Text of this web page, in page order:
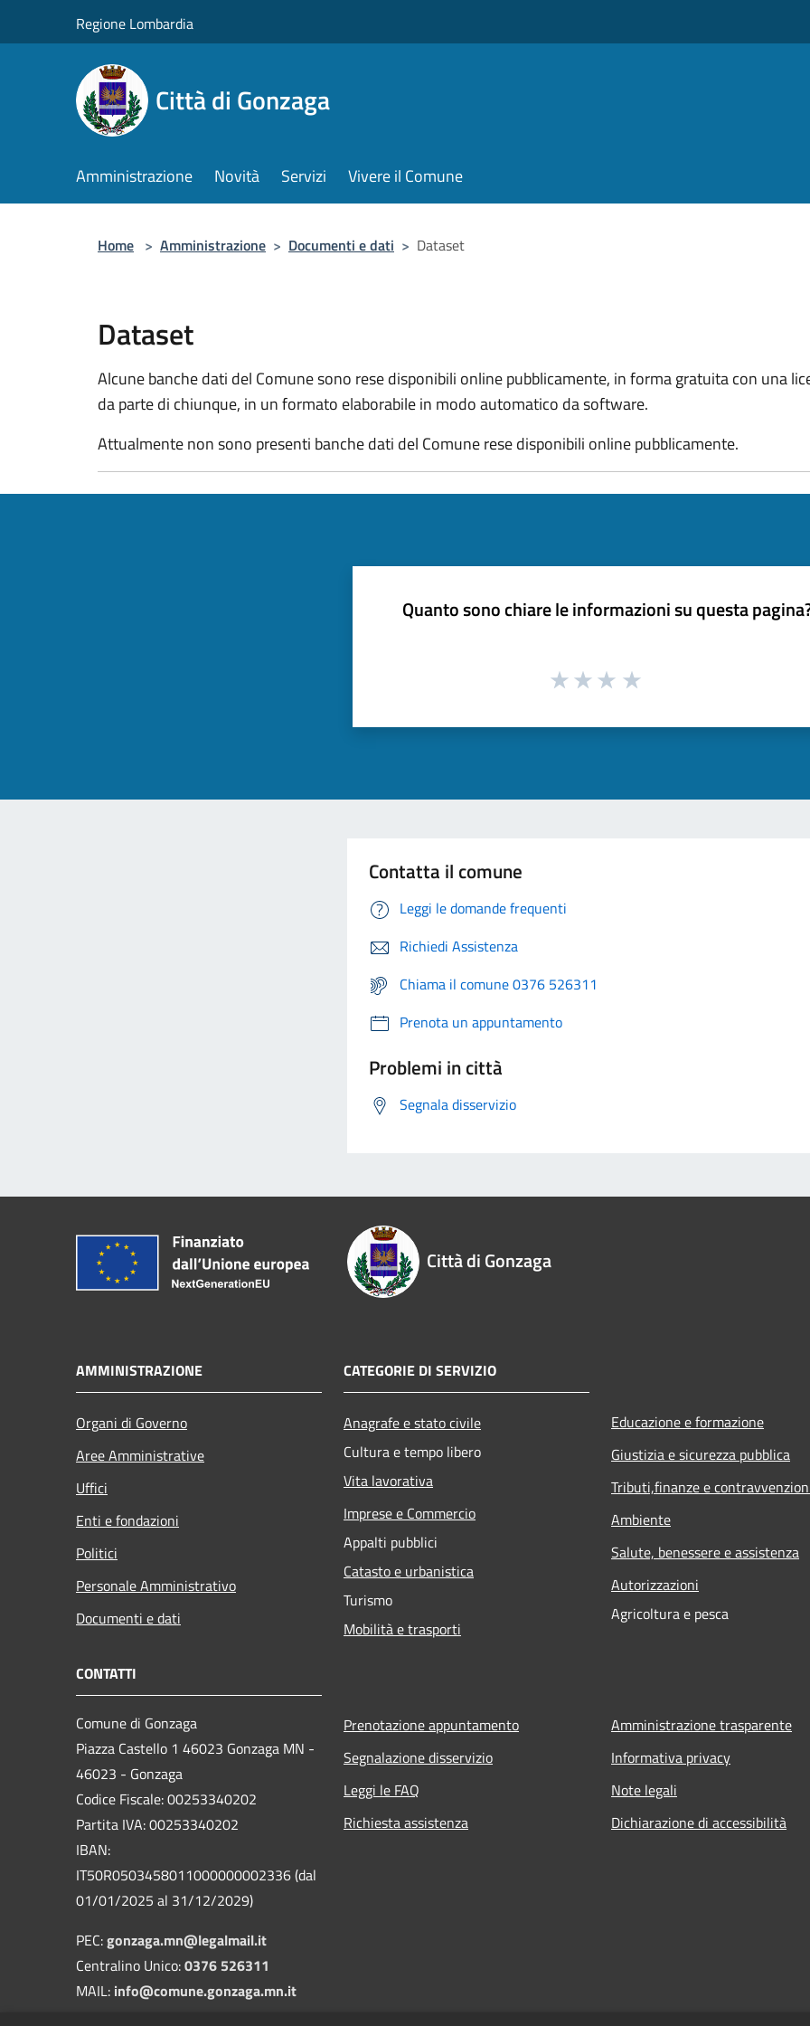
Regione Lombardia
Città di Gonzaga
Amministrazione Novità Servizi Vivere il Comune
Home > Amministrazione > Documenti e dati > Dataset
Dataset
Alcune banche dati del Comune sono rese disponibili online pubblicamente, in forma gratuita con una
da parte di chiunque, in un formato elaborabile in modo automatico da software.
Attualmente non sono presenti banche dati del Comune rese disponibili online pubblicamente.
Quanto sono chiare le informazioni su questa
Contatta il comune
Leggi le domande frequenti
Richiedi Assistenza
Chiama il comune 0376 526311
Prenota un appuntamento
Problemi in città
Segnala disservizio
Città di Gonzaga
AMMINISTRAZIONE
Organi di Governo
Aree Amministrative
Uffici
Enti e fondazioni
Politici
Personale Amministrativo
Documenti e dati
CATEGORIE DI SERVIZIO
Anagrafe e stato civile
Cultura e tempo libero
Vita lavorativa
Imprese e Commercio
Appalti pubblici
Catasto e urbanistica
Turismo
Mobilità e trasporti
Educazione e formazione
Giustizia e sicurezza pubblica
Tributi,finanze e
Ambiente
Salute, benessere e assistenza
Autorizzazioni
Agricoltura e pesca
CONTATTI
Comune di Gonzaga
Piazza Castello 1 46023 Gonzaga MN -
46023 - Gonzaga
Codice Fiscale: 00253340202
Partita IVA: 00253340202
IBAN:
IT50R0503458011000000002336 (dal
01/01/2025 al 31/12/2029)
PEC:gonzaga.mn@legalmail.it
Centralino Unico:0376 526311
MAIL: info@comune.gonzaga.mn.it
Prenotazione appuntamento
Segnalazione disservizio
Leggi le FAQ
Richiesta assistenza
Amministrazione trasparente
Informativa privacy
Note legali
Dichiarazione di accessibilità